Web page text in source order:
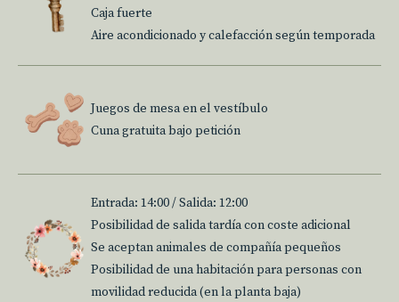
Caja fuerte
Aire acondicionado y calefacción según temporada
Juegos de mesa en el vestíbulo
Cuna gratuita bajo petición
Entrada: 14:00 / Salida: 12:00
Posibilidad de salida tardía con coste adicional
Se aceptan animales de compañía pequeños
Posibilidad de una habitación para personas con
movilidad reducida (en la planta baja)